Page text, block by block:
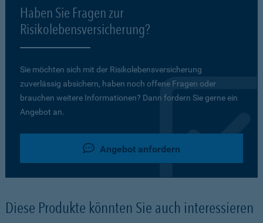
Haben Sie Fragen zur
Risikolebensversicherung?
Sie möchten sich mit der Risikolebensversicherung
zuverlässig absichern, haben noch offene Fragen oder
brauchen weitere Informationen? Dann fordern Sie gerne ein
Angebot an.
Angebot anfordern
Diese Produkte könnten Sie auch interessieren